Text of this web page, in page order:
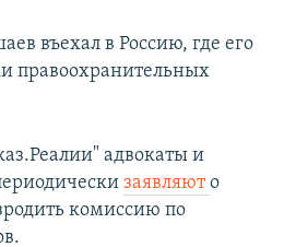
въехал в Россию, где его
правоохранительных
адвокаты и
заявляюто
комиссию по